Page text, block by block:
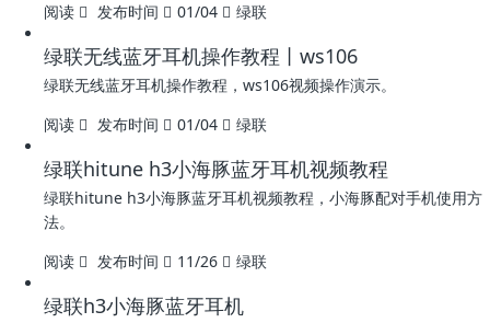
阅读
发布时间 01/04 绿联
绿联无线蓝牙耳机操作教程丨ws106
绿联无线蓝牙耳机操作教程，ws106视频操作演示。
阅读
发布时间 01/04 绿联
绿联hitune h3小海豚蓝牙耳机视频教程
绿联hitune h3小海豚蓝牙耳机视频教程，小海豚配对手机使用方
法。
阅读
发布时间 11/26 绿联
绿联h3小海豚蓝牙耳机